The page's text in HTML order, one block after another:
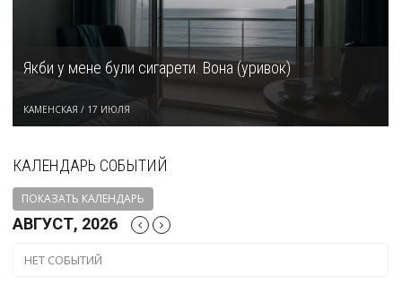
Якби у мене були сигарети. Вона (уривок)
КАМЕНСКАЯ / 17 ИЮЛЯ
КАЛЕНДАРЬ СОБЫТИЙ
ПОКАЗАТЬ КАЛЕНДАРЬ
АВГУСТ, 2026
НЕТ СОБЫТИЙ